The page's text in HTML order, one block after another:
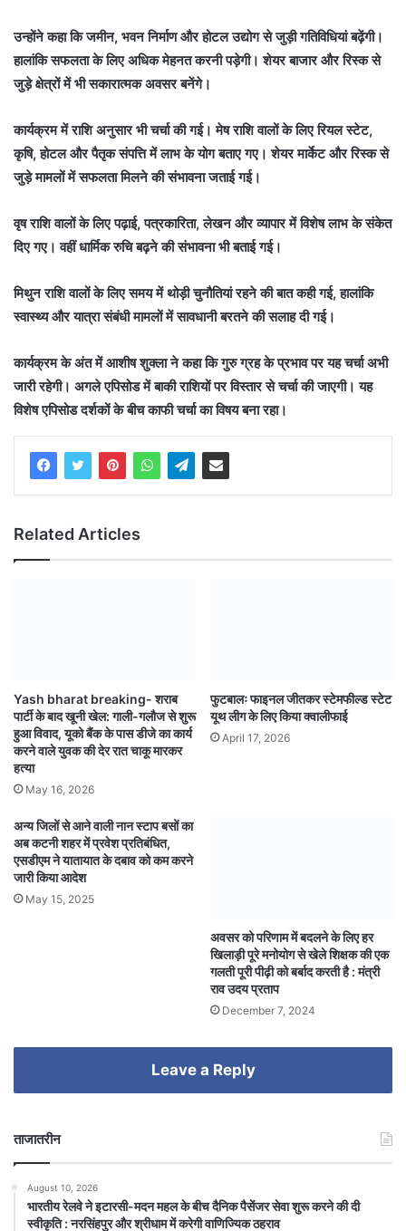
उन्होंने कहा कि जमीन, भवन निर्माण और होटल उद्योग से जुड़ी गतिविधियां बढ़ेंगी।
हालांकि सफलता के लिए अधिक मेहनत करनी पड़ेगी। शेयर बाजार और रिस्क से
जुड़े क्षेत्रों में भी सकारात्मक अवसर बनेंगे।
कार्यक्रम में राशि अनुसार भी चर्चा की गई। मेष राशि वालों के लिए रियल स्टेट,
कृषि, होटल और पैतृक संपत्ति में लाभ के योग बताए गए। शेयर मार्केट और रिस्क से
जुड़े मामलों में सफलता मिलने की संभावना जताई गई।
वृष राशि वालों के लिए पढ़ाई, पत्रकारिता, लेखन और व्यापार में विशेष लाभ के संकेत
दिए गए। वहीं धार्मिक रुचि बढ़ने की संभावना भी बताई गई।
मिथुन राशि वालों के लिए समय में थोड़ी चुनौतियां रहने की बात कही गई, हालांकि
स्वास्थ्य और यात्रा संबंधी मामलों में सावधानी बरतने की सलाह दी गई।
कार्यक्रम के अंत में आशीष शुक्ला ने कहा कि गुरु ग्रह के प्रभाव पर यह चर्चा अभी
जारी रहेगी। अगले एपिसोड में बाकी राशियों पर विस्तार से चर्चा की जाएगी। यह
विशेष एपिसोड दर्शकों के बीच काफी चर्चा का विषय बना रहा।
Related Articles
Yash bharat breaking- शराब
पार्टी के बाद खूनी खेल: गाली-गलौज से शुरू
हुआ विवाद, यूको बैंक के पास डीजे का कार्य
करने वाले युवक की देर रात चाकू मारकर
हत्या
May 16, 2026
फुटबालः फाइनल जीतकर स्टेमफील्ड स्टेट
यूथ लीग के लिए किया क्वालीफाई
April 17, 2026
अन्य जिलों से आने वाली नान स्टाप बसों का
अब कटनी शहर में प्रवेश प्रतिबंधित,
एसडीएम ने यातायात के दबाव को कम करने
जारी किया आदेश
May 15, 2025
अवसर को परिणाम में बदलने के लिए हर
खिलाड़ी पूरे मनोयोग से खेले शिक्षक की एक
गलती पूरी पीढ़ी को बर्बाद करती है : मंत्री
राव उदय प्रताप
December 7, 2024
Leave a Reply
ताजातरीन
August 10, 2026
भारतीय रेलवे ने इटारसी-मदन महल के बीच दैनिक पैसेंजर सेवा शुरू करने की दी
स्वीकृति : नरसिंहपुर और श्रीधाम में करेगी वाणिज्यिक ठहराव